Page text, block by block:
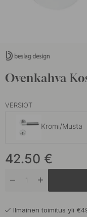
Ovenkahva
VERSIOT
Kromi/Musta
Harjattu
42.50 €
Ilmainen toimitus yli